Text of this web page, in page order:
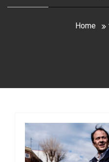
Home